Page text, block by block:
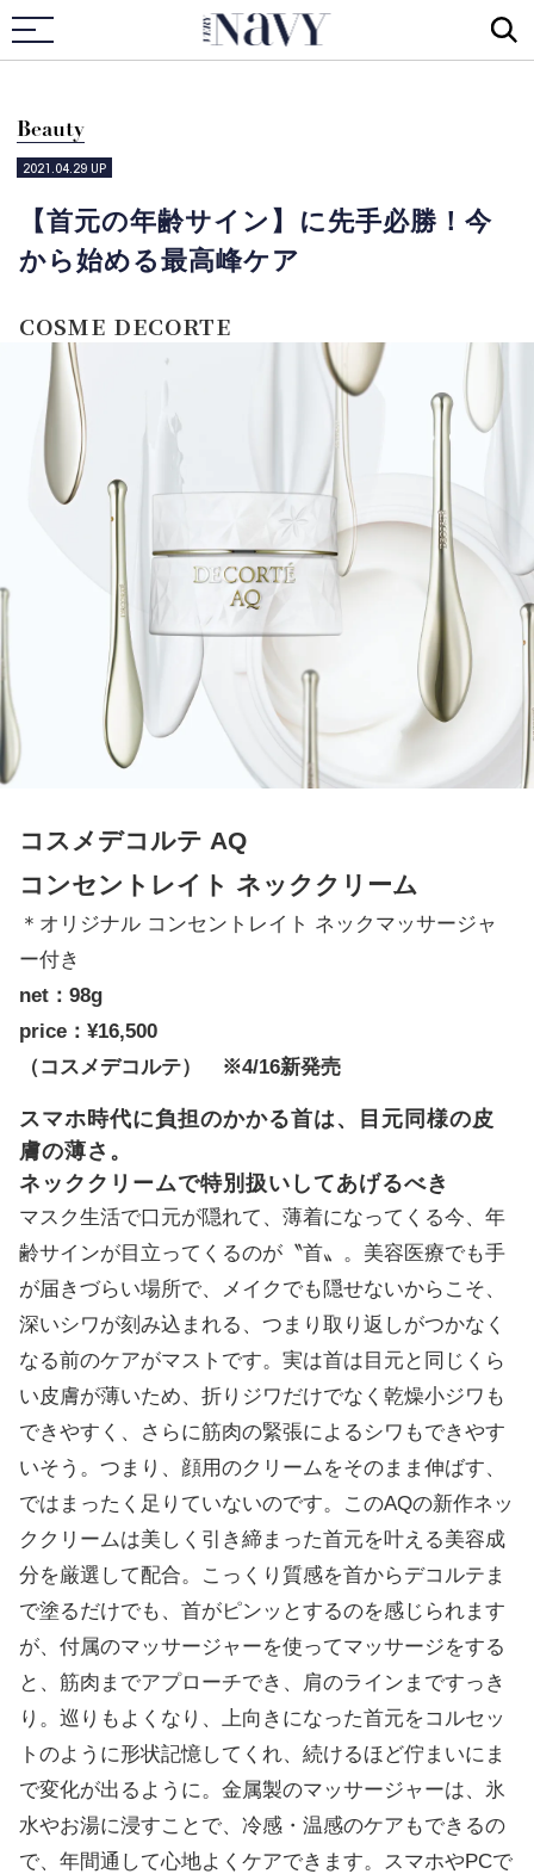
VERY NAVY
Beauty
2021.04.29 UP
【首元の年齢サイン】に先手必勝！今
から始める最高峰ケア
COSME DECORTE
コスメデコルテ AQ
コンセントレイト ネッククリーム
＊オリジナル コンセントレイト ネックマッサージャ
ー付き
net：98g
price：¥16,500
（コスメデコルテ） ※4/16新発売
スマホ時代に負担のかかる首は、目元同様の皮
膚の薄さ。
ネッククリームで特別扱いしてあげるべき
マスク生活で口元が隠れて、薄着になってくる今、年
齢サインが目立ってくるのが〝首〟。美容医療でも手
が届きづらい場所で、メイクでも隠せないからこそ、
深いシワが刻み込まれる、つまり取り返しがつかなく
なる前のケアがマストです。実は首は目元と同じくら
い皮膚が薄いため、折りジワだけでなく乾燥小ジワも
できやすく、さらに筋肉の緊張によるシワもできやす
いそう。つまり、顔用のクリームをそのまま伸ばす、
ではまったく足りていないのです。このAQの新作ネッ
ククリームは美しく引き締まった首元を叶える美容成
分を厳選して配合。こっくり質感を首からデコルテま
で塗るだけでも、首がピンッとするのを感じられます
が、付属のマッサージャーを使ってマッサージをする
と、筋肉までアプローチでき、肩のラインまですっき
り。巡りもよくなり、上向きになった首元をコルセッ
トのように形状記憶してくれ、続けるほど佇まいにま
で変化が出るように。金属製のマッサージャーは、氷
水やお湯に浸すことで、冷感・温感のケアもできるの
で、年間通して心地よくケアできます。スマホやPCで